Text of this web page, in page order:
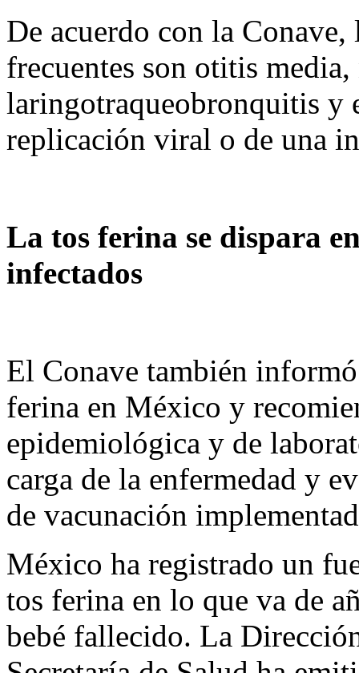
De acuerdo con la
frecuentes son otitis
laringotraqueobronquitis y
replicación viral o de una
La tos ferina se dispara
infectados
El Conave también
ferina en México y
epidemiológica y de
carga de la enfermedad y
de vacunación
México ha registrado un
tos ferina en lo que va de
bebé fallecido. La